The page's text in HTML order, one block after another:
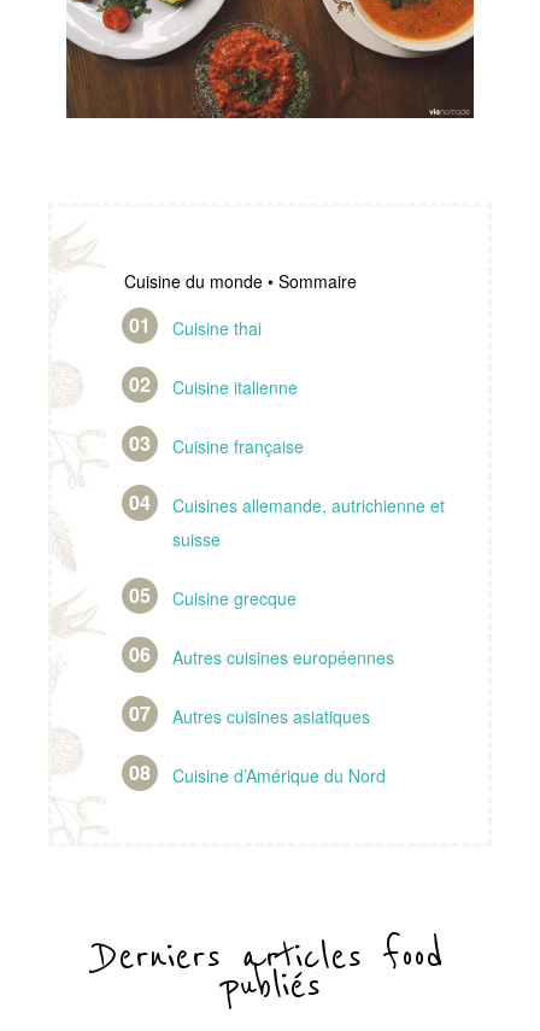
Cuisine du monde • Sommaire
Cuisine thai
Cuisine italienne
Cuisine française
Cuisines allemande, autrichienne et
suisse
Cuisine grecque
Autres cuisines européennes
Autres cuisines asiatiques
Cuisine d’Amérique du Nord
Derniers articles food
publiés